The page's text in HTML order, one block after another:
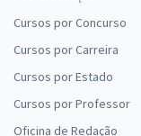
Cursos por Concurso
Cursos por Carreira
Cursos por Estado
Cursos por Professor
Oficina de Redação